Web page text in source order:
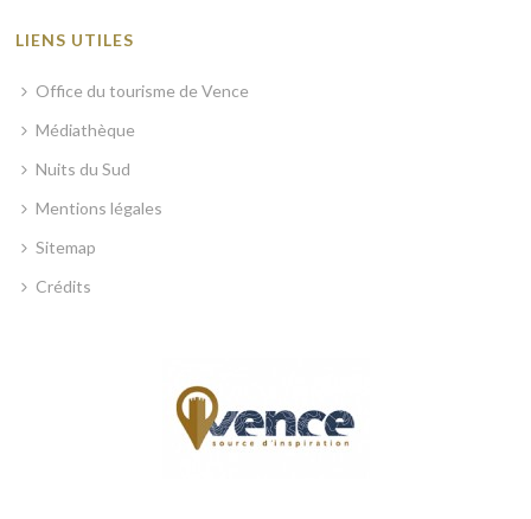
LIENS UTILES
Office du tourisme de Vence
Médiathèque
Nuits du Sud
Mentions légales
Sitemap
Crédits